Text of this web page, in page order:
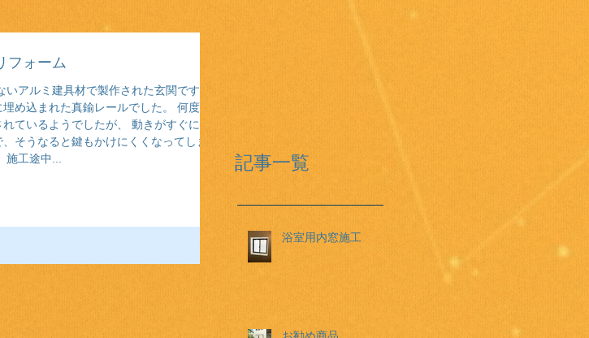
フォーム
いアルミ建具材で製作された玄関です。
め込まれた真鍮レールでした。 何度か
れているようでしたが、 動きがすぐに悪
、そうなると鍵もかけにくくなってしまう
施工途中...
記事一覧
浴室用内窓施工